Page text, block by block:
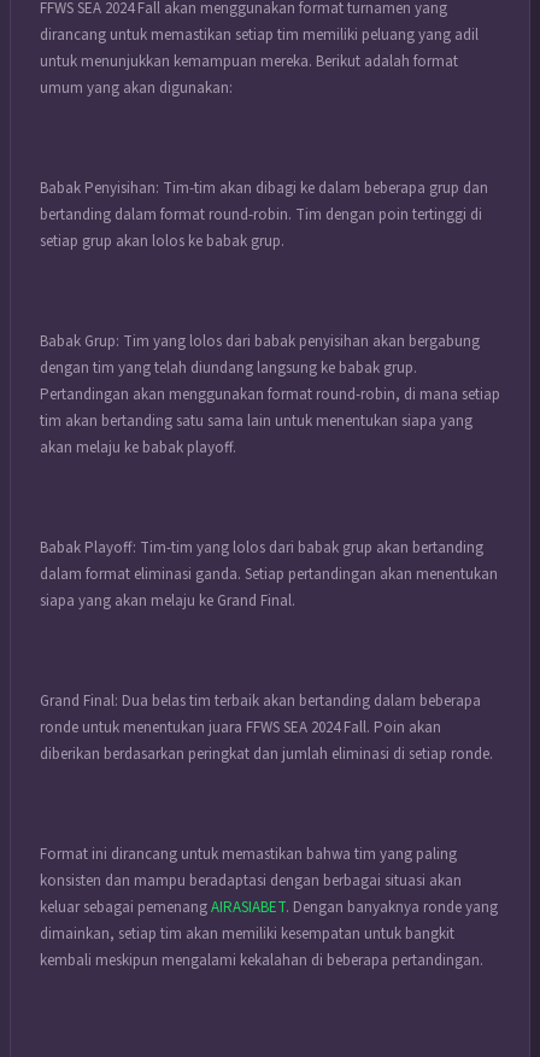
FFWS SEA 2024 Fall akan menggunakan format turnamen yang
dirancang untuk memastikan setiap tim memiliki peluang yang adil
untuk menunjukkan kemampuan mereka. Berikut adalah format
umum yang akan digunakan:
Babak Penyisihan: Tim-tim akan dibagi ke dalam beberapa grup dan
bertanding dalam format round-robin. Tim dengan poin tertinggi di
setiap grup akan lolos ke babak grup.
Babak Grup: Tim yang lolos dari babak penyisihan akan bergabung
dengan tim yang telah diundang langsung ke babak grup.
Pertandingan akan menggunakan format round-robin, di mana setiap
tim akan bertanding satu sama lain untuk menentukan siapa yang
akan melaju ke babak playoff.
Babak Playoff: Tim-tim yang lolos dari babak grup akan bertanding
dalam format eliminasi ganda. Setiap pertandingan akan menentukan
siapa yang akan melaju ke Grand Final.
Grand Final: Dua belas tim terbaik akan bertanding dalam beberapa
ronde untuk menentukan juara FFWS SEA 2024 Fall. Poin akan
diberikan berdasarkan peringkat dan jumlah eliminasi di setiap ronde.
Format ini dirancang untuk memastikan bahwa tim yang paling
konsisten dan mampu beradaptasi dengan berbagai situasi akan
keluar sebagai pemenangAIRASIABET. Dengan banyaknya ronde yang
dimainkan, setiap tim akan memiliki kesempatan untuk bangkit
kembali meskipun mengalami kekalahan di beberapa pertandingan.